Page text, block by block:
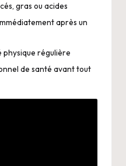
gras ou acides
après un
physique régulière
de santé avant tout